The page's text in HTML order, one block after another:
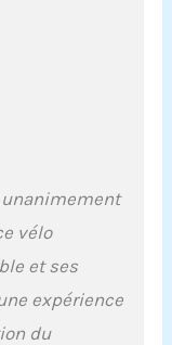
vélo
et ses
expérience
du